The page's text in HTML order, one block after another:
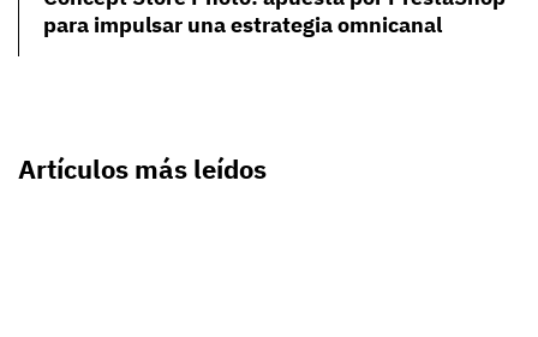
para impulsar una estrategia omnicanal
Artículos más leídos